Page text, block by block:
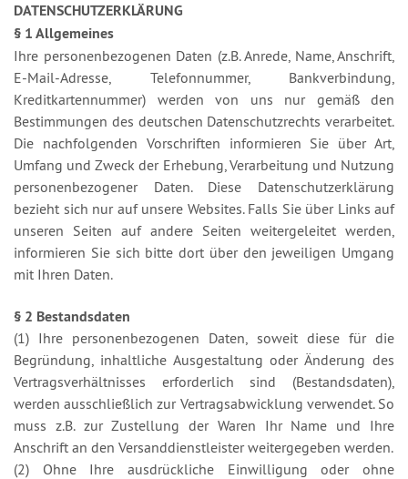
DATENSCHUTZERKLÄRUNG
§ 1 Allgemeines
Ihre personenbezogenen Daten (z.B. Anrede, Name, Anschrift,
E-Mail-Adresse, Telefonnummer, Bankverbindung,
Kreditkartennummer) werden von uns nur gemäß den
Bestimmungen des deutschen Datenschutzrechts verarbeitet.
Die nachfolgenden Vorschriften informieren Sie über Art,
Umfang und Zweck der Erhebung, Verarbeitung und Nutzung
personenbezogener Daten. Diese Datenschutzerklärung
bezieht sich nur auf unsere Websites. Falls Sie über Links auf
unseren Seiten auf andere Seiten weitergeleitet werden,
informieren Sie sich bitte dort über den jeweiligen Umgang
mit Ihren Daten.
§ 2 Bestandsdaten
(1) Ihre personenbezogenen Daten, soweit diese für die
Begründung, inhaltliche Ausgestaltung oder Änderung des
Vertragsverhältnisses erforderlich sind (Bestandsdaten),
werden ausschließlich zur Vertragsabwicklung verwendet. So
muss z.B. zur Zustellung der Waren Ihr Name und Ihre
Anschrift an den Versanddienstleister weitergegeben werden.
(2) Ohne Ihre ausdrückliche Einwilligung oder ohne